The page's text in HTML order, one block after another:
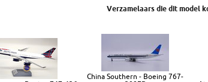
Verzamelaars die dit model
China Southern - Boeing 767-